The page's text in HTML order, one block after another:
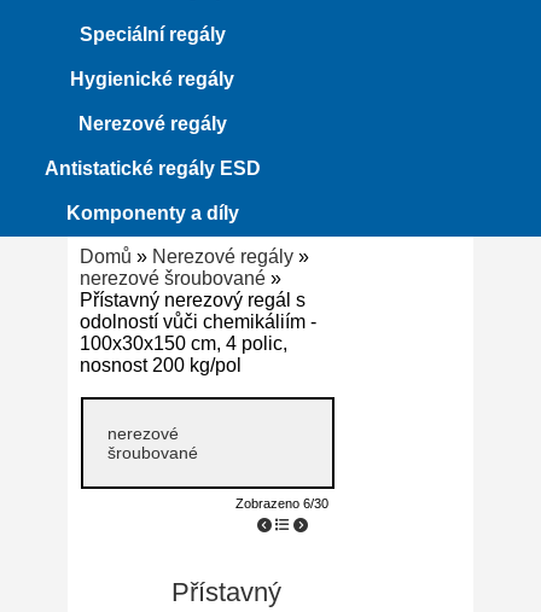
Speciální regály
Hygienické regály
Nerezové regály
Antistatické regály ESD
Komponenty a díly
Domů » Nerezové regály»
nerezové šroubované»
Přístavný nerezový regál s
odolností vůči chemikáliím -
100x30x150 cm, 4 polic,
nosnost 200 kg/pol
nerezové
šroubované
Zobrazeno 6/30
Přístavný